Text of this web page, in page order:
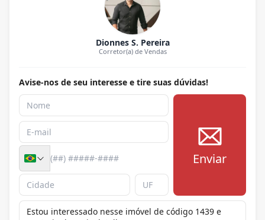
Dionnes S. Pereira
Corretor(a) de Vendas
Avise-nos de seu interesse e tire suas dúvidas!
Enviar